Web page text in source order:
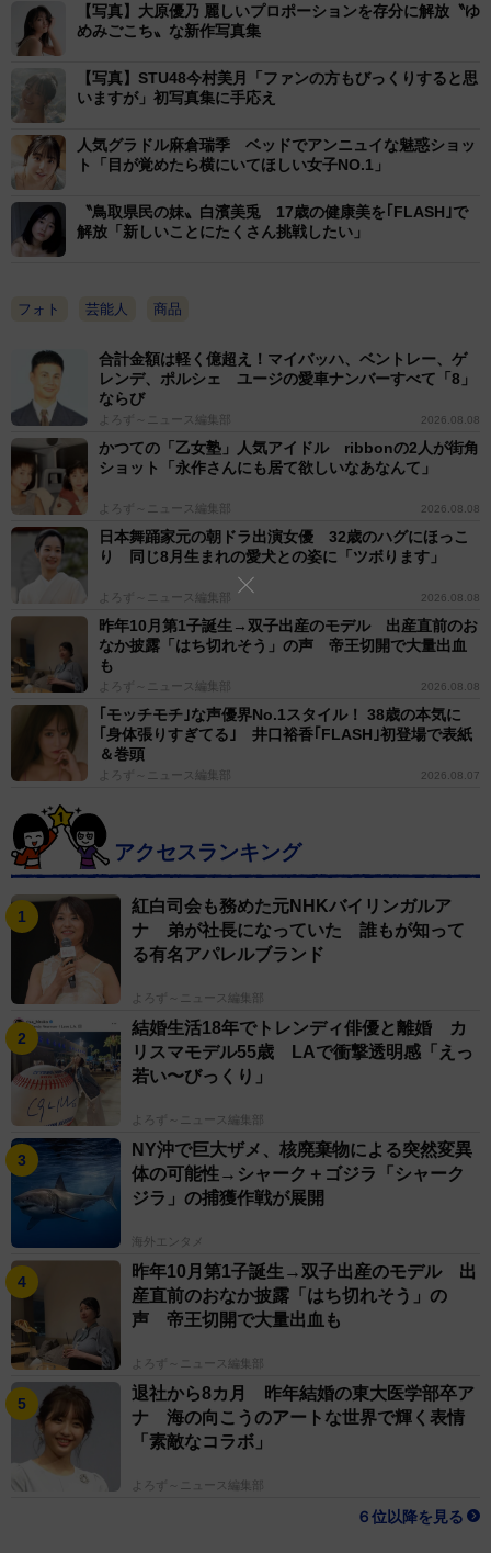
【写真】大原優乃 麗しいプロポーションを存分に解放〝ゆ
めみごこち〟な新作写真集
【写真】STU48今村美月「ファンの方もびっくりすると思
いますが」初写真集に手応え
人気グラドル麻倉瑞季 ベッドでアンニュイな魅惑ショッ
ト「目が覚めたら横にいてほしい女子NO.1」
〝鳥取県民の妹〟白濱美兎 17歳の健康美を｢FLASH｣で
解放「新しいことにたくさん挑戦したい」
フォト 芸能人 商品
合計金額は軽く億超え！マイバッハ、ベントレー、ゲ
レンデ、ポルシェ ユージの愛車ナンバーすべて「8」
ならび
よろず～ニュース編集部 2026.08.08
かつての「乙女塾」人気アイドル ribbonの2人が街角
ショット「永作さんにも居て欲しいなあなんて」
よろず～ニュース編集部 2026.08.08
日本舞踊家元の朝ドラ出演女優 32歳のハグにほっこ
り 同じ8月生まれの愛犬との姿に「ツボります」
よろず～ニュース編集部 2026.08.08
昨年10月第1子誕生→双子出産のモデル 出産直前のお
なか披露「はち切れそう」の声 帝王切開で大量出血
も
よろず～ニュース編集部 2026.08.08
｢モッチモチ｣な声優界No.1スタイル！ 38歳の本気に
｢身体張りすぎてる｣ 井口裕香｢FLASH｣初登場で表紙
＆巻頭
よろず～ニュース編集部 2026.08.07
アクセスランキング
紅白司会も務めた元NHKバイリンガルア
ナ 弟が社長になっていた 誰もが知って
る有名アパレルブランド
よろず～ニュース編集部
結婚生活18年でトレンディ俳優と離婚 カ
リスマモデル55歳 LAで衝撃透明感「えっ
若い〜びっくり」
よろず～ニュース編集部
NY沖で巨大ザメ、核廃棄物による突然変異
体の可能性→シャーク＋ゴジラ「シャーク
ジラ」の捕獲作戦が展開
海外エンタメ
昨年10月第1子誕生→双子出産のモデル 出
産直前のおなか披露「はち切れそう」の
声 帝王切開で大量出血も
よろず～ニュース編集部
退社から8カ月 昨年結婚の東大医学部卒ア
ナ 海の向こうのアートな世界で輝く表情
「素敵なコラボ」
よろず～ニュース編集部
６位以降を見る